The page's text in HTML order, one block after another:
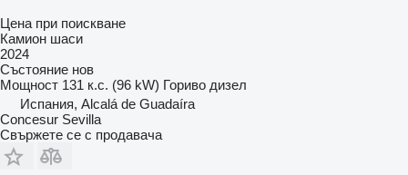
Цена при поискване
Камион шаси
2024
Състояние нов
Мощност 131 к.с. (96 kW) Гориво дизел
Испания, Alcalá de Guadaíra
Concesur Sevilla
Свържете се с продавача